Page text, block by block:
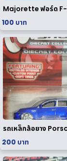
100 บาท
200 บาท